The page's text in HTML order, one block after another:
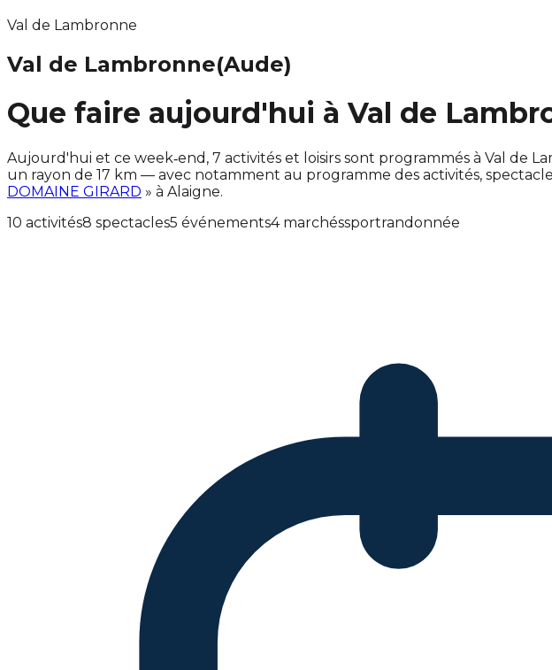
Val de Lambronne
Val de Lambronne(Aude)
Que faire aujourd'hui à Val de
Aujourd'hui et ce week‑end, 7 activités et loisirs sont programmés à Val de
un rayon de 17 km — avec notamment au programme des activités,
DOMAINE GIRARD » à Alaigne.
10 activités8 spectacles5 événements4 marchéssportrandonnée